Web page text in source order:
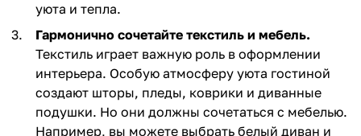
уюта и тепла.
Гармонично сочетайте текстиль и мебель.
Текстиль играет важную роль в оформлении
интерьера. Особую атмосферу уюта гостиной
создают шторы, пледы, коврики и диванные
подушки. Но они должны сочетаться с мебелью.
Например, вы можете выбрать белый диван и